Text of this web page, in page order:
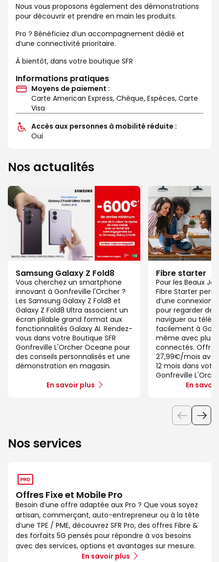
Nous vous proposons également des démonstrations
pour découvrir et prendre en main les produits.
Pro ? Bénéficiez d’un accompagnement dédié et
d’une connectivité prioritaire.
À bientôt, dans votre boutique SFR
Informations pratiques
Moyens de paiement :
Carte American Express, Chèque, Espèces, Carte
Visa
Accès aux personnes à mobilité réduite :
Oui
Nos actualités
Samsung Galaxy Z Fold8
Vous cherchez un smartphone
innovant à Gonfreville l'Orcher ?
Les Samsung Galaxy Z Fold8 et
Galaxy Z Fold8 Ultra associent un
écran pliable grand format aux
fonctionnalités Galaxy AI. Rendez-
vous dans votre Boutique SFR
Gonfreville L'Orcher Oceane pour
des conseils personnalisés et une
démonstration en magasin.
En savoir plus
Fibre starter
Pour les Beaux
Fibre Starter
d’une connexion
pour regarder des
naviguer ou
facilement à
même avec
connectés. Offre
27,99€/mois
12 mois dans
Gonfreville
En
Nos services
Offres Fixe et Mobile Pro
Besoin d’une offre adaptée aux Pro ? Que vous soyez
artisan, commerçant, auto-entrepreneur ou à la tête
d’une TPE / PME, découvrez SFR Pro, des offres Fibre &
des forfaits 5G pensés pour répondre à vos besoins
avec des services, options et avantages sur mesure.
En savoir plus